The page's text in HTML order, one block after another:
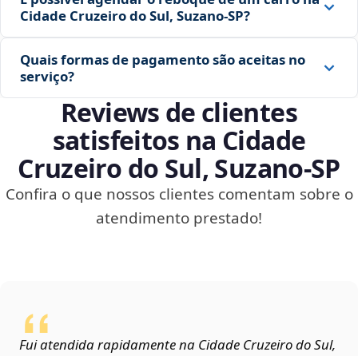
Cidade Cruzeiro do Sul, Suzano‑SP?
Quais formas de pagamento são aceitas no
serviço?
Reviews de clientes
satisfeitos na Cidade
Cruzeiro do Sul, Suzano‑SP
Confira o que nossos clientes comentam sobre o
atendimento prestado!
Fui atendida rapidamente na Cidade Cruzeiro do Sul,